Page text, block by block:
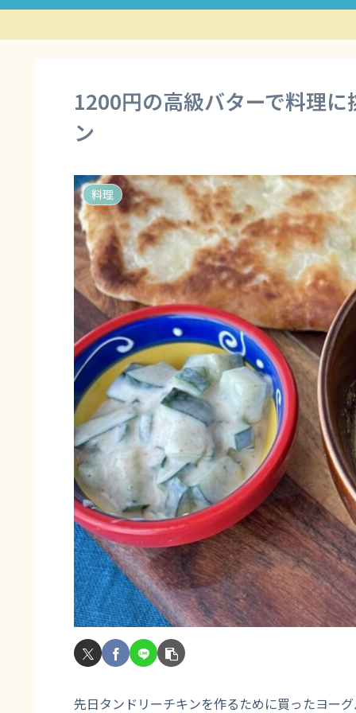
1200円の高級バターで料理
ン
料理
先日タンドリーチキンを作るために買ったヨー